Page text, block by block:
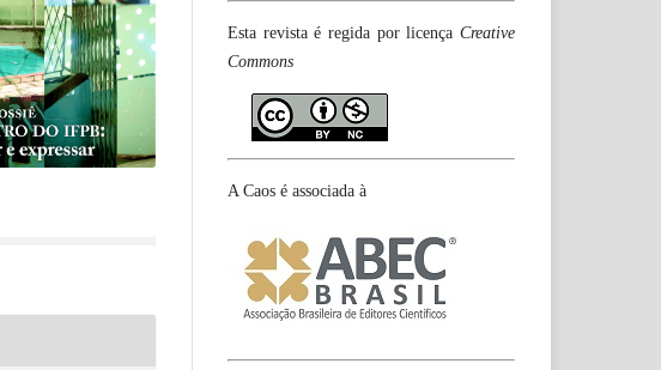
Esta revista é regida por licença Creative
Commons
A Caos é associada à